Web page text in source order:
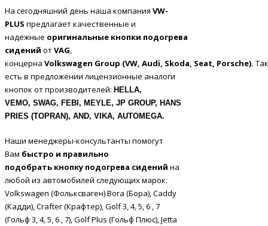
На сегодняшний день наша компания VW-
PLUS предлагает качественные и
надежные оригинальные кнопки подогрева
сидений отVAG
концерна Volkswagen Group (VW Audi Skoda Seat Porsche).
есть в предложении лицензионные аналоги
кнопок от производителей: HELLA,
VEMO, SWAG, FEBI, MEYLE, JP GROUP, HANS
PRIES (TOPRAN), AND, VIKA, AUTOMEGA.
Наши менеджеры-консультанты помогут
Вам быстро и правильно
подобрать кнопку подогрева сидений на
любой из автомобилей следующих марок:
Volkswagen (Фольксваген) Bora (Бора), Caddy
(Кадди), Crafter (Крафтер), Golf 3, 4, 5, 6 , 7
(Гольф 3, 4, 5, 6 , 7), Golf Plus (Гольф Плюс), Jetta